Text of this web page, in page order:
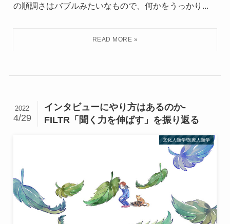
の順調さはバブルみたいなもので、何かをうっかり...
インタビューにやり方はあるのか-
FILTR「聞く力を伸ばす」を振り返る
2022
4/29
文化人類学/医療人類学